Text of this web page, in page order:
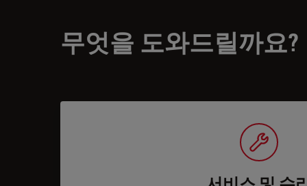
무엇을 도와드릴까요?